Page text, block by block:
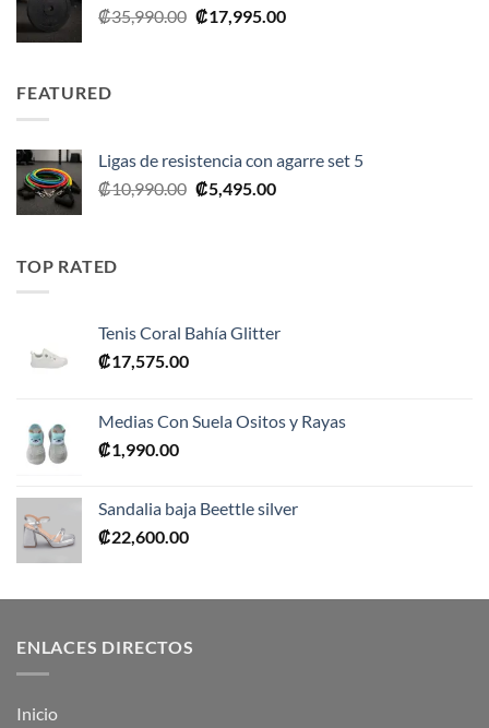
₡35,990.00 El
₡17,995.00El
FEATURED
Ligas de resistencia con agarre set 5
₡10,990.00 El
₡5,495.00El
TOP RATED
Tenis Coral Bahía Glitter
₡17,575.00
Medias Con Suela Ositos y Rayas
₡1,990.00
Sandalia baja Beettle silver
₡22,600.00
ENLACES DIRECTOS
Inicio